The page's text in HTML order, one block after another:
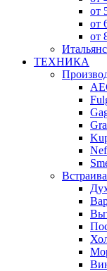
от
от
от
ТЕХНИКА